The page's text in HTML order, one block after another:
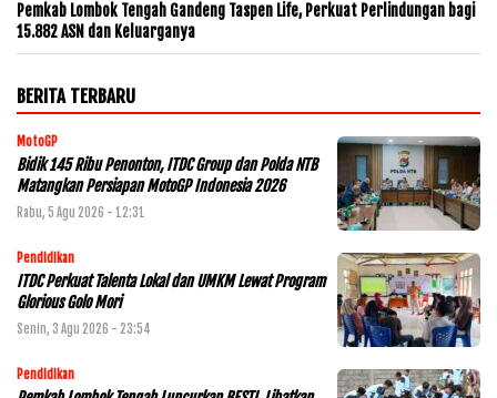
Pemkab Lombok Tengah Gandeng Taspen Life, Perkuat Perlindungan bagi
15.882 ASN dan Keluarganya
BERITA TERBARU
MotoGP
Bidik 145 Ribu Penonton, ITDC Group dan Polda NTB
Matangkan Persiapan MotoGP Indonesia 2026
Rabu, 5 Agu 2026 - 12:31
Pendidikan
ITDC Perkuat Talenta Lokal dan UMKM Lewat Program
Glorious Golo Mori
Senin, 3 Agu 2026 - 23:54
Pendidikan